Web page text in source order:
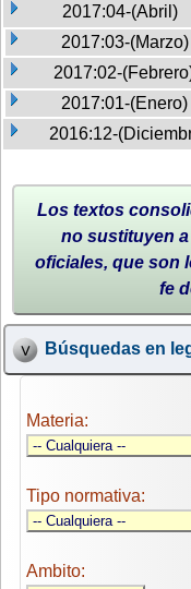
2017:04-(Abril)
2017:03-(Marzo)
2017:02-
2017:01-(Enero)
2016:12-
Los textos
no sustituyen
oficiales, que son
fe
Búsquedas en
Materia:
Tipo normativa:
Ambito: